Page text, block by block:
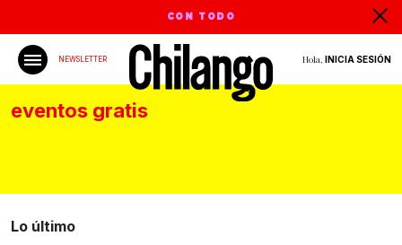
CON TODO
NEWSLETTER Hola, INICIA SESIÓN
eventos gratis
Lo último